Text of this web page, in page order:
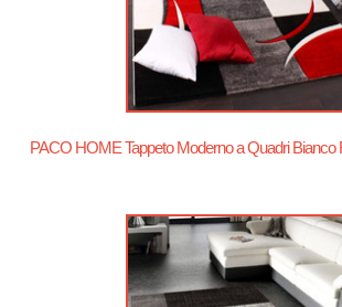
PACO HOME Tappeto Moderno a Quadri Bianco